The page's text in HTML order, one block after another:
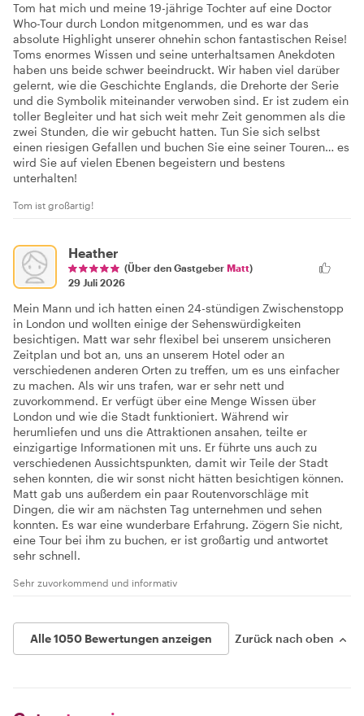
Tom hat mich und meine 19-jährige Tochter auf eine Doctor
Who-Tour durch London mitgenommen, und es war das
absolute Highlight unserer ohnehin schon fantastischen Reise!
Toms enormes Wissen und seine unterhaltsamen Anekdoten
haben uns beide schwer beeindruckt. Wir haben viel darüber
gelernt, wie die Geschichte Englands, die Drehorte der Serie
und die Symbolik miteinander verwoben sind. Er ist zudem ein
toller Begleiter und hat sich weit mehr Zeit genommen als die
zwei Stunden, die wir gebucht hatten. Tun Sie sich selbst
einen riesigen Gefallen und buchen Sie eine seiner Touren… es
wird Sie auf vielen Ebenen begeistern und bestens
unterhalten!
Tom ist großartig!
Heather
(Über den Gastgeber Matt)
29 Juli 2026
Mein Mann und ich hatten einen 24-stündigen Zwischenstopp
in London und wollten einige der Sehenswürdigkeiten
besichtigen. Matt war sehr flexibel bei unserem unsicheren
Zeitplan und bot an, uns an unserem Hotel oder an
verschiedenen anderen Orten zu treffen, um es uns einfacher
zu machen. Als wir uns trafen, war er sehr nett und
zuvorkommend. Er verfügt über eine Menge Wissen über
London und wie die Stadt funktioniert. Während wir
herumliefen und uns die Attraktionen ansahen, teilte er
einzigartige Informationen mit uns. Er führte uns auch zu
verschiedenen Aussichtspunkten, damit wir Teile der Stadt
sehen konnten, die wir sonst nicht hätten besichtigen können.
Matt gab uns außerdem ein paar Routenvorschläge mit
Dingen, die wir am nächsten Tag unternehmen und sehen
konnten. Es war eine wunderbare Erfahrung. Zögern Sie nicht,
eine Tour bei ihm zu buchen, er ist großartig und antwortet
sehr schnell.
Sehr zuvorkommend und informativ
Alle 1050 Bewertungen anzeigen Zurück nach oben